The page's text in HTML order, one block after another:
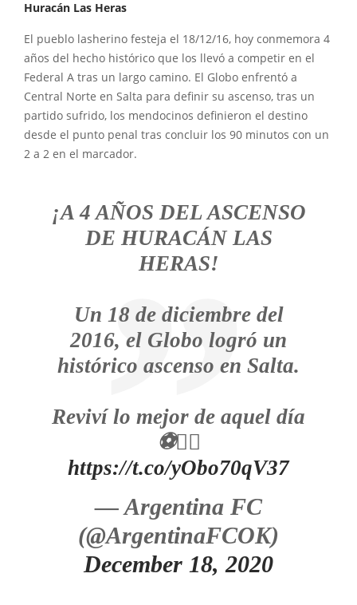
Huracán Las Heras
El pueblo lasherino festeja el 18/12/16, hoy conmemora 4
años del hecho histórico que los llevó a competir en el
Federal A tras un largo camino. El Globo enfrentó a
Central Norte en Salta para definir su ascenso, tras un
partido sufrido, los mendocinos definieron el destino
desde el punto penal tras concluir los 90 minutos con un
2 a 2 en el marcador.
¡A 4 AÑOS DEL ASCENSO
DE HURACÁN LAS
HERAS!
Un 18 de diciembre del
2016, el Globo logró un
histórico ascenso en Salta.
Reviví lo mejor de aquel día
⚽️👇🏻
https://t.co/yObo70qV37
— Argentina FC
(@ArgentinaFCOK)
December 18, 2020